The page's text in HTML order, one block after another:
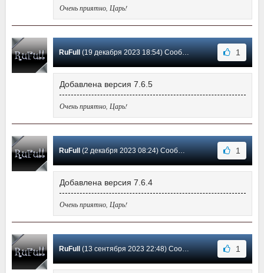
Очень приятно, Царь!
RuFull (19 декабря 2023 18:54) Сообщение #5 1
Добавлена версия 7.6.5
Очень приятно, Царь!
RuFull (2 декабря 2023 08:24) Сообщение #4 1
Добавлена версия 7.6.4
Очень приятно, Царь!
RuFull (13 сентября 2023 22:48) Сообщение #3 1